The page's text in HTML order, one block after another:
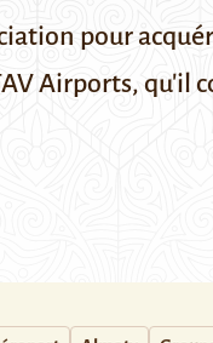
pour
Airports,